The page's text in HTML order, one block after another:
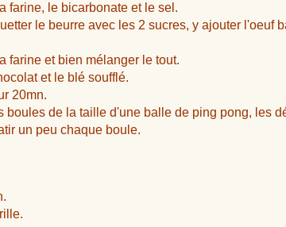
farine, le bicarbonate et le sel.
le beurre avec les 2 sucres, y ajouter l'oeuf
farine et bien mélanger le tout.
et le blé soufflé.
20mn.
boules de la taille d'une balle de ping pong, les
un peu chaque boule.